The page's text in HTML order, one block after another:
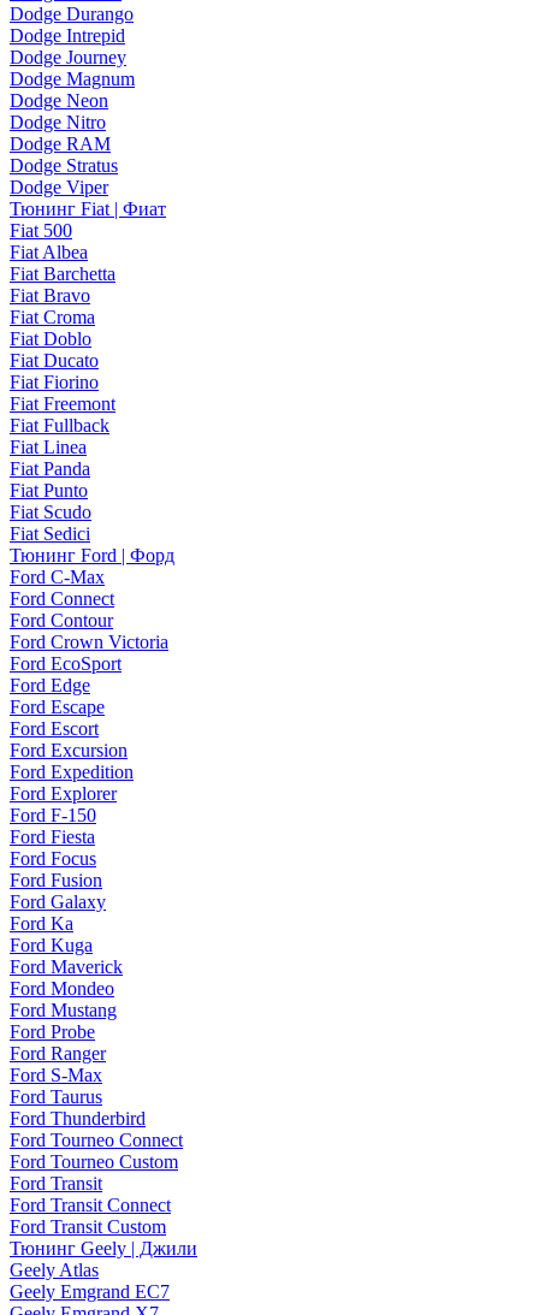
Dodge Durango
Dodge Intrepid
Dodge Journey
Dodge Magnum
Dodge Neon
Dodge Nitro
Dodge RAM
Dodge Stratus
Dodge Viper
Тюнинг Fiat | Фиат
Fiat 500
Fiat Albea
Fiat Barchetta
Fiat Bravo
Fiat Croma
Fiat Doblo
Fiat Ducato
Fiat Fiorino
Fiat Freemont
Fiat Fullback
Fiat Linea
Fiat Panda
Fiat Punto
Fiat Scudo
Fiat Sedici
Тюнинг Ford | Форд
Ford C-Max
Ford Connect
Ford Contour
Ford Crown Victoria
Ford EcoSport
Ford Edge
Ford Escape
Ford Escort
Ford Excursion
Ford Expedition
Ford Explorer
Ford F-150
Ford Fiesta
Ford Focus
Ford Fusion
Ford Galaxy
Ford Ka
Ford Kuga
Ford Maverick
Ford Mondeo
Ford Mustang
Ford Probe
Ford Ranger
Ford S-Max
Ford Taurus
Ford Thunderbird
Ford Tourneo Connect
Ford Tourneo Custom
Ford Transit
Ford Transit Connect
Ford Transit Custom
Тюнинг Geely | Джили
Geely Atlas
Geely Emgrand EC7